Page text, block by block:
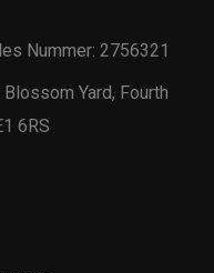
Nummer: 2756321
Yard, Fourth
6RS